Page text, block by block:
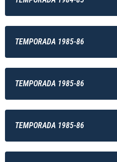
TEMPORADA 1985-86
TEMPORADA 1985-86
TEMPORADA 1985-86